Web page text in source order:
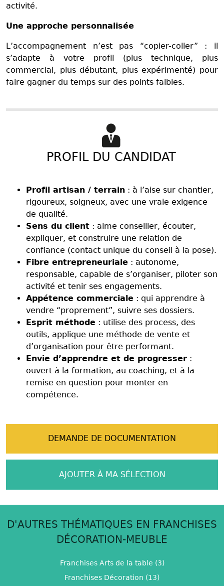
activité.
Une approche personnalisée
L’accompagnement n’est pas “copier-coller” : il
s’adapte à votre profil (plus technique, plus
commercial, plus débutant, plus expérimenté) pour
faire gagner du temps sur des points faibles.
PROFIL DU CANDIDAT
Profil artisan / terrain : à l’aise sur chantier,
rigoureux, soigneux, avec une vraie exigence
de qualité.
Sens du client : aime conseiller, écouter,
expliquer, et construire une relation de
confiance (contact unique du conseil à la pose).
Fibre entrepreneuriale : autonome,
responsable, capable de s’organiser, piloter son
activité et tenir ses engagements.
Appétence commerciale : qui apprendre à
vendre “proprement”, suivre ses dossiers.
Esprit méthode : utilise des process, des
outils, applique une méthode de vente et
d’organisation pour être performant.
Envie d’apprendre et de progresser :
ouvert à la formation, au coaching, et à la
remise en question pour monter en
compétence.
DEMANDE DE DOCUMENTATION
AJOUTER À MA SÉLECTION
D'AUTRES THÉMATIQUES EN FRANCHISES
DÉCORATION-MEUBLE
Franchises Arts de la table (3)
Franchises Décoration (13)